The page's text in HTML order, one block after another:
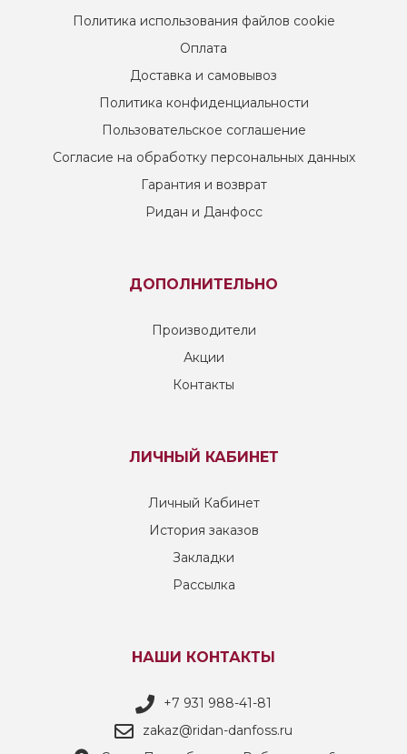
Политика использования файлов cookie
Оплата
Доставка и самовывоз
Политика конфиденциальности
Пользовательское соглашение
Согласие на обработку персональных данных
Гарантия и возврат
Ридан и Данфосс
ДОПОЛНИТЕЛЬНО
Производители
Акции
Контакты
ЛИЧНЫЙ КАБИНЕТ
Личный Кабинет
История заказов
Закладки
Рассылка
НАШИ КОНТАКТЫ
+7 931 988-41-81
zakaz@ridan-danfoss.ru